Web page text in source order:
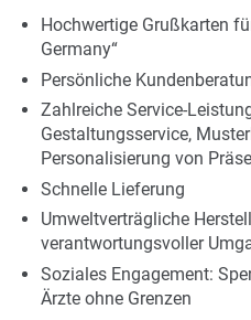
Hochwertige Grußkarten
Germany“
Persönliche
Zahlreiche Service-
Gestaltungsservice,
Personalisierung von
Schnelle Lieferung
Umweltverträgliche
verantwortungsvoller
Soziales Engagement:
Ärzte ohne Grenzen